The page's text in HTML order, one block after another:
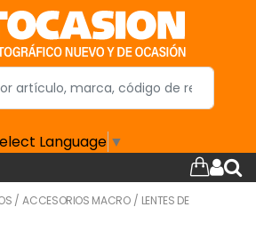
Language ▼
/ACCESORIOS MACRO/ LENTES DE